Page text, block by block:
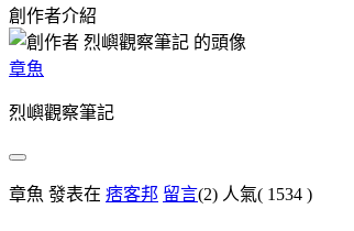
創作者介紹
章魚
烈嶼觀察筆記
章魚 發表在 痞客邦 留言(2) 人氣( 1534 )